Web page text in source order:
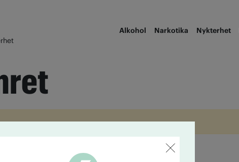
Alkohol Narkotika Nykterhet